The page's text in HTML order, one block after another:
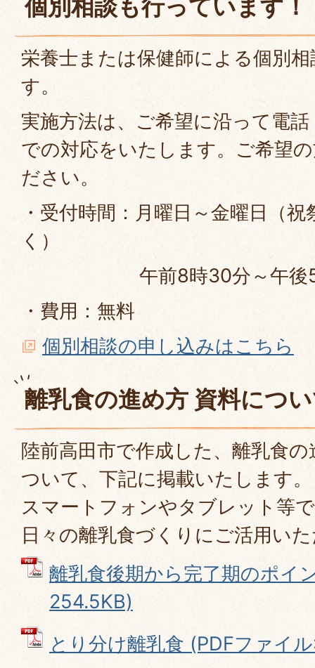
個別相談も行っています！
栄養士または保健師による個別
す。
実施方法は、ご希望に沿って電
での対応をいたします。ご希望
ださい。
・受付時間：月曜日～金曜日（
く）
午前8時30分～午後5時
・費用：無料
個別相談の申し込みはこちら
離乳食の進め方 資料につ
陸前高田市で作成した、離乳食
ついて、下記に掲載いたします。
スマートフォンやタブレット等
日々の離乳食づくりにご活用い
離乳食後期から完了期のポイ
254.5KB)
とり分け離乳食 (PDFファイ